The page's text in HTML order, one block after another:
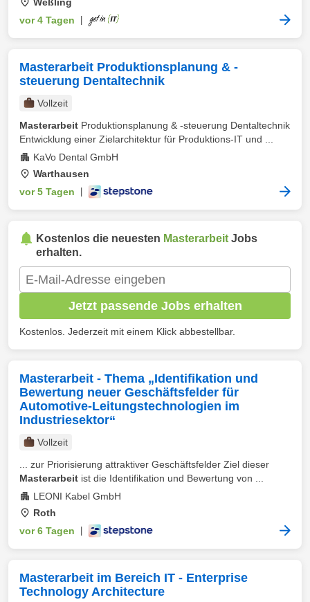
vor 4 Tagen
Masterarbeit Produktionsplanung & -
steuerung Dentaltechnik
Vollzeit
Masterarbeit Produktionsplanung & -steuerung Dentaltechnik
Entwicklung einer Zielarchitektur für Produktions-IT und ...
KaVo Dental GmbH
Warthausen
vor 5 Tagen
Kostenlos die neuesten Masterarbeit Jobs
erhalten.
Jetzt passende Jobs erhalten
Kostenlos. Jederzeit mit einem Klick abbestellbar.
Masterarbeit - Thema „Identifikation und
Bewertung neuer Geschäftsfelder für
Automotive-Leitungstechnologien im
Industriesektor“
Vollzeit
... zur Priorisierung attraktiver Geschäftsfelder Ziel dieser
Masterarbeit ist die Identifikation und Bewertung von ...
LEONI Kabel GmbH
Roth
vor 6 Tagen
Masterarbeit im Bereich IT - Enterprise
Technology Architecture